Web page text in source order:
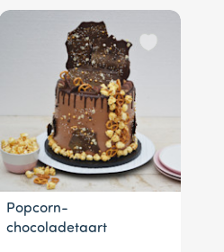
Popcorn-
chocoladetaart